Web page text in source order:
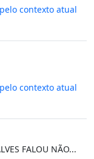
contexto atual
contexto atual
FALOU NÃO...